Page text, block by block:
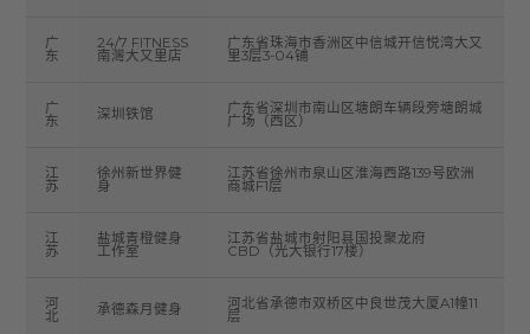
广
东
24/7 FITNESS
南灣大又里店
广东省珠海市香洲区中信城开信悦湾大又
里3层3-04铺
广
东 深圳铁馆 广东省深圳市南山区塘朗车辆段旁塘朗城
广场（西区）
江
苏
徐州新世界健
身
江苏省徐州市泉山区淮海西路139号欧洲
商城F1层
江
苏
盐城青橙健身
工作室
江苏省盐城市射阳县国投聚龙府
CBD（光大银行17楼）
河
北 承德森月健身 河北省承德市双桥区中良世茂大厦A1幢11
层